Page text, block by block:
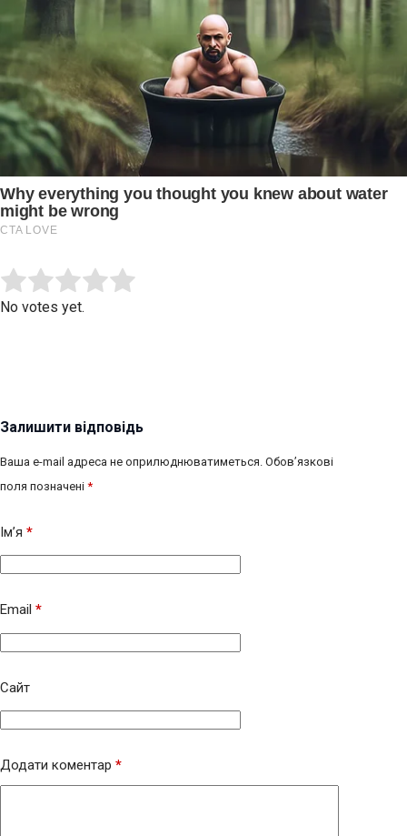
Rate this item:
No votes yet.
Залишити відповідь
Ваша e-mail адреса не оприлюднюватиметься. Обов’язкові
поля позначені *
Ім’я *
Email *
Сайт
Додати коментар *